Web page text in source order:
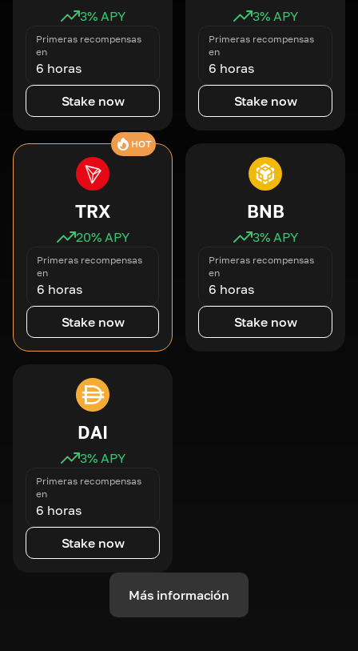
3% APY
Primeras recompensas
en
6 horas
Stake now
3% APY
Primeras recompensas
en
6 horas
Stake now
HOT
TRX
20% APY
Primeras recompensas
en
6 horas
Stake now
BNB
3% APY
Primeras recompensas
en
6 horas
Stake now
DAI
3% APY
Primeras recompensas
en
6 horas
Stake now
Más información